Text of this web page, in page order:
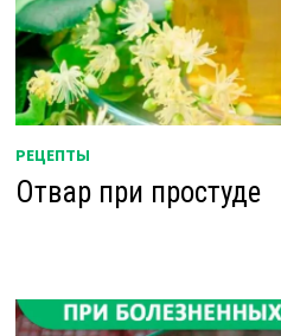
РЕЦЕПТЫ
Отвар при простуде